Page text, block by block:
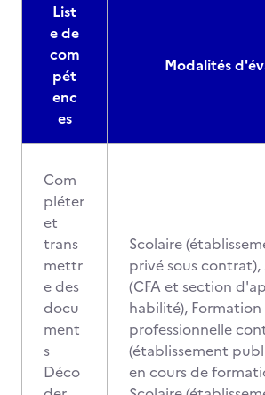
List
e de
com
pét
enc
es
Modalités
Com
pléter
et
trans
mettr
e des
docu
ment
s
Déco
Scolaire
privé sous
(CFA et section
habilité), Formation
professionnelle
(établissement
en cours de